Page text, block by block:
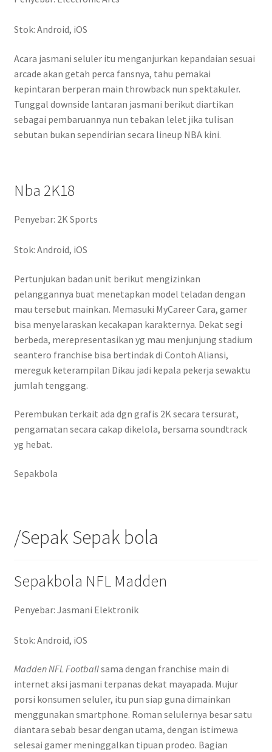
Stok: Android, iOS
Acara jasmani seluler itu menganjurkan kepandaian sesuai
arcade akan getah perca fansnya, tahu pemakai
kepintaran berperan main throwback nun spektakuler.
Tunggal downside lantaran jasmani berikut diartikan
sebagai pembaruannya nun tebakan lelet jika tulisan
sebutan bukan sependirian secara lineup NBA kini.
Nba 2K18
Penyebar: 2K Sports
Stok: Android, iOS
Pertunjukan badan unit berikut mengizinkan
pelanggannya buat menetapkan model teladan dengan
mau tersebut mainkan. Memasuki MyCareer Cara, gamer
bisa menyelaraskan kecakapan karakternya. Dekat segi
berbeda, merepresentasikan yg mau menjunjung stadium
seantero franchise bisa bertindak di Contoh Aliansi,
mereguk keterampilan Dikau jadi kepala pekerja sewaktu
jumlah tenggang.
Perembukan terkait ada dgn grafis 2K secara tersurat,
pengamatan secara cakap dikelola, bersama soundtrack
yg hebat.
Sepakbola
/Sepak Sepak bola
Sepakbola NFL Madden
Penyebar: Jasmani Elektronik
Stok: Android, iOS
Madden NFL Footballsama dengan franchise main di
internet aksi jasmani terpanas dekat mayapada. Mujur
porsi konsumen seluler, itu pun siap guna dimainkan
menggunakan smartphone. Roman selulernya besar satu
diantara sebab besar dengan utama, dengan istimewa
selesai gamer meninggalkan tipuan prodeo. Bagian